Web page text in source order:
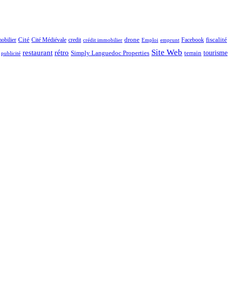
Cité Cité Médiévale credit crédit immobilier drone Emploi emprunt Facebook fiscalité
publicité restaurant rétro Simply Languedoc Properties Site Web terrain tourisme